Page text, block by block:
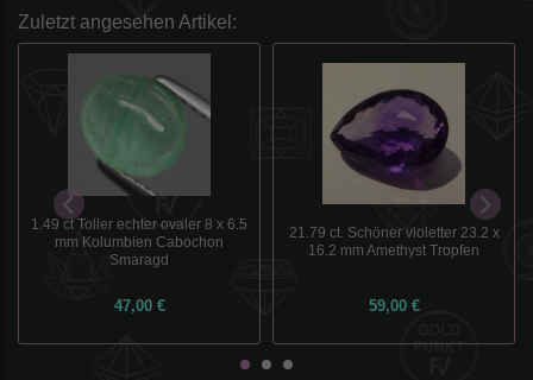
Zuletzt angesehen Artikel:
1.49 ct Toller echter ovaler 8 x 6.5
mm Kolumbien Cabochon
Smaragd
47,00 €
21.79 ct. Schöner violetter 23.2 x
16.2 mm Amethyst Tropfen
59,00 €